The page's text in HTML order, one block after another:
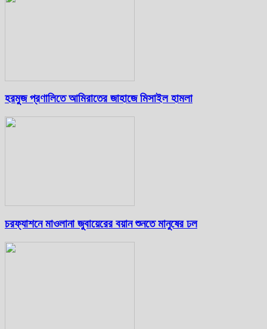
হরমুজ প্রণালিতে আমিরাতের জাহাজে মিসাইল হামলা
চরফ্যাশনে মাওলানা জুবায়েরের বয়ান শুনতে মানুষের ঢল